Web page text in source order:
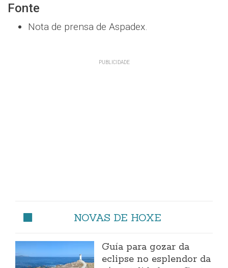
Fonte
Nota de prensa de Aspadex.
NOVAS DE HOXE
Guía para gozar da
eclipse no esplendor da